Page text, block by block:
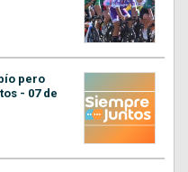
pero
- 07 de